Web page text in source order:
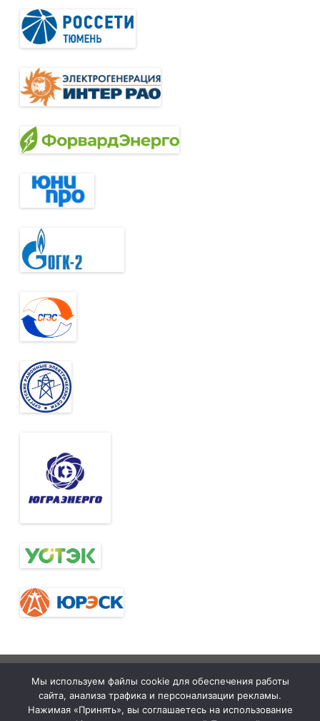
межрегиональная
организация
GalussoThemes.com
Работает на
Мы используем файлы cookie для обеспечения работы
сайта, анализа трафика и персонализации рекламы.
Нажимая «Принять», вы соглашаетесь на использование